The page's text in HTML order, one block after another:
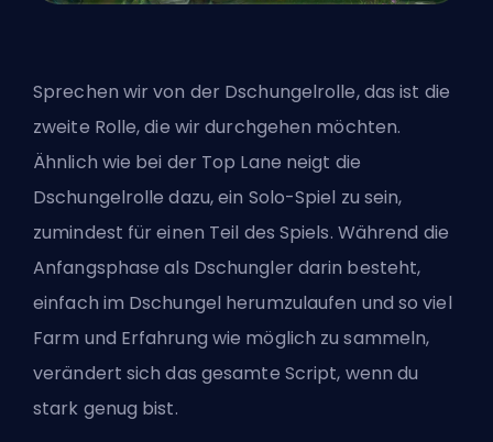
Sprechen wir von der Dschungelrolle, das ist die
zweite Rolle, die wir durchgehen möchten.
Ähnlich wie bei der Top Lane neigt die
Dschungelrolle dazu, ein Solo-Spiel zu sein,
zumindest für einen Teil des Spiels. Während die
Anfangsphase als Dschungler darin besteht,
einfach im Dschungel herumzulaufen und so viel
Farm und Erfahrung wie möglich zu sammeln,
verändert sich das gesamte Script, wenn du
stark genug bist.